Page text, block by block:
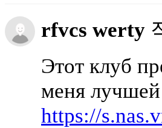
rfvcs werty
Этот клуб
меня лучшей
https://